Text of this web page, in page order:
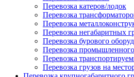
Перевозка катеров/лодок
Перевозка
Перевозка
Перевозка негабаритных
Перевозка бурового
Перевозка
Перевозка
Перевозка грузов на